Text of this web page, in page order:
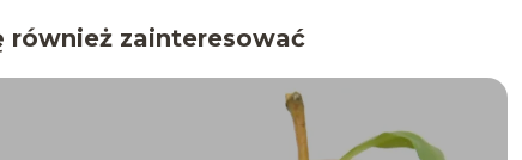
również zainteresować